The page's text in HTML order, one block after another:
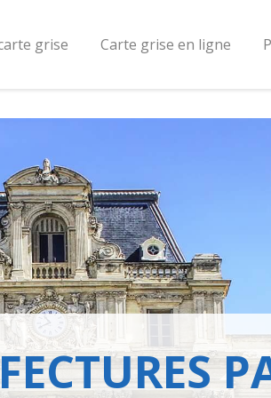
grise Carte grise en ligne